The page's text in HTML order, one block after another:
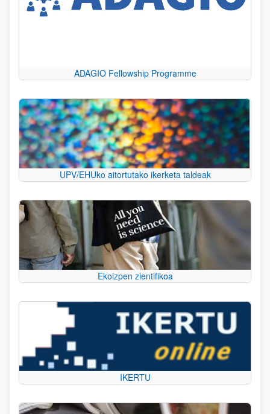
ADAGIO Fellowship Programme
UPV/EHUko aitortutako ikerketa taldeak
Ekoizpen zientifikoa
IKERTU